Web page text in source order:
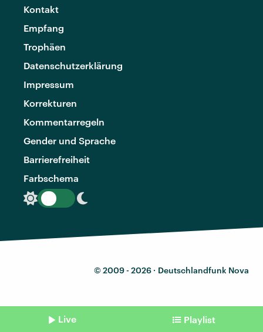
Kontakt
Empfang
Trophäen
Datenschutzerklärung
Impressum
Korrekturen
Kommentarregeln
Gender und Sprache
Barrierefreiheit
Farbschema
© 2009 - 2026 · Deutschlandfunk Nova
Live Playlist